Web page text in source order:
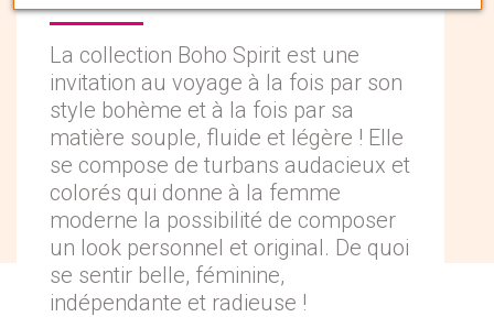
La collection Boho Spirit est une
invitation au voyage à la fois par son
style bohème et à la fois par sa
matière souple, fluide et légère ! Elle
se compose de turbans audacieux et
colorés qui donne à la femme
moderne la possibilité de composer
un look personnel et original. De quoi
se sentir belle, féminine,
indépendante et radieuse !